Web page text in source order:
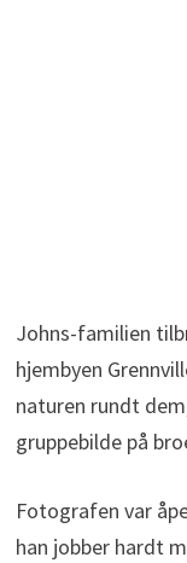
Johns-familien
hjembyen
naturen rundt
gruppebilde på
Fotografen var
han jobber hardt